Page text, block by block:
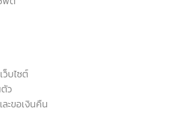
ว็บไซต์
ว
ะขอเงินคืน